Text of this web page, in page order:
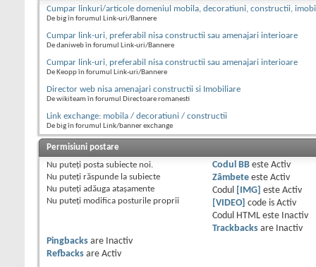
Cumpar linkuri/articole domeniul mobila, decoratiuni, constructii,
De big în forumul Link-uri/Bannere
Cumpar link-uri, preferabil nisa constructii sau amenajari interioare
De daniweb în forumul Link-uri/Bannere
Cumpar link-uri, preferabil nisa constructii sau amenajari interioare
De Keopp în forumul Link-uri/Bannere
Director web nisa amenajari constructii si Imobiliare
De wikiteam în forumul Directoare romanesti
Link exchange: mobila / decoratiuni / constructii
De big în forumul Link/banner exchange
Permisiuni postare
Nu puteţi posta subiecte noi.
Nu puteţi răspunde la subiecte
Nu puteţi adăuga ataşamente
Nu puteţi modifica posturile proprii
Codul BBeste Activ
Zâmbeteeste Activ
Codul
[IMG] este Activ
[VIDEO]
code is Activ
Codul HTML este
Inactiv
Trackbacksare
Inactiv
Pingbacks are
Inactiv
Refbacks are Activ